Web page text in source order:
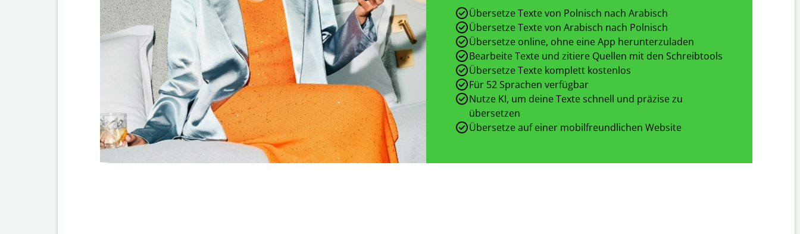
Übersetze Texte von Polnisch nach Arabisch
Übersetze Texte von Arabisch nach Polnisch
Übersetze online, ohne eine App herunterzuladen
Bearbeite Texte und zitiere Quellen mit den Schreibtools
Übersetze Texte komplett kostenlos
Für 52 Sprachen verfügbar
Nutze KI, um deine Texte schnell und präzise zu
übersetzen
Übersetze auf einer mobilfreundlichen Website